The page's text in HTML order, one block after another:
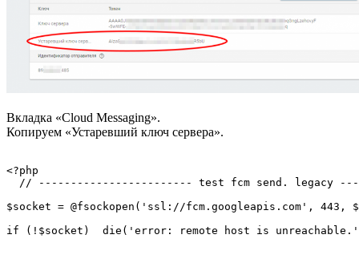
Вкладка «Cloud Messaging».
Копируем «Устаревший ключ сервера».
<?php
// ------------------------ test fcm send. legacy
$socket = @fsockopen('ssl://fcm.googleapis.com',
if (!$socket)  die('error: remote host is